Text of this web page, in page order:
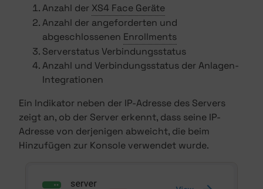
Anzahl der XS4 Face Geräte
Anzahl der angeforderten und
abgeschlossenen Enrollments
Serverstatus Verbindungsstatus
Anzahl und Verbindungsstatus der Anlagen-
Integrationen
Ein Indikator neben der IP-Adresse des Servers
zeigt an, ob der Server erkennt, dass seine IP-
Adresse von derjenigen abweicht, die beim
Hinzufügen zur Konsole verwendet wurde.